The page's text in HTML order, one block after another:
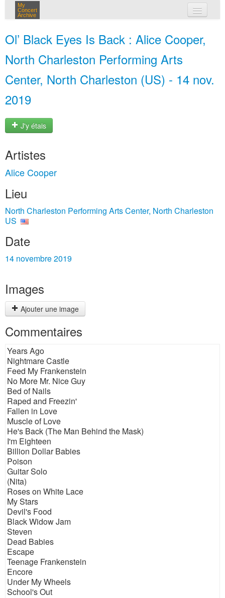
My
Concert
Archive
Ol’ Black Eyes Is Back : Alice Cooper,
North Charleston Performing Arts
Center, North Charleston (US) - 14 nov.
2019
J'y étais
Artistes
Alice Cooper
Lieu
North Charleston Performing Arts Center, North Charleston
US
Date
14 novembre 2019
Images
Ajouter une image
Commentaires
Years Ago
Nightmare Castle
Feed My Frankenstein
No More Mr. Nice Guy
Bed of Nails
Raped and Freezin'
Fallen in Love
Muscle of Love
He's Back (The Man Behind the Mask)
I'm Eighteen
Billion Dollar Babies
Poison
Guitar Solo
(Nita)
Roses on White Lace
My Stars
Devil's Food
Black Widow Jam
Steven
Dead Babies
Escape
Teenage Frankenstein
Encore
Under My Wheels
School's Out